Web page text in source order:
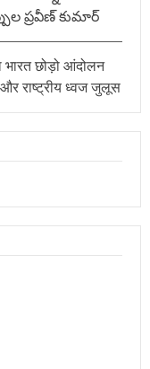
प
र
ज
र
ప్రవీణ్ కుమార్
भारत छोड़ो आंदोलन
राष्ट्रीय ध्वज जुलूस